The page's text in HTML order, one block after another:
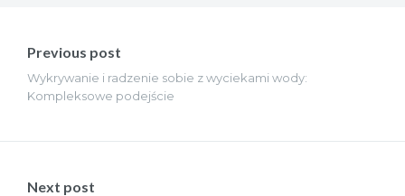
wpisu
Previous post
Wykrywanie i radzenie sobie z wyciekami wody:
Kompleksowe podejście
Next post